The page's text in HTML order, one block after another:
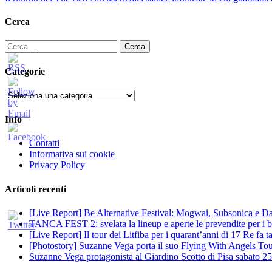
Cerca
Ricerca
per:
Categorie
Categorie
Info
Contatti
Informativa sui cookie
Privacy Policy
Articoli recenti
[Live Report] Be Alternative Festival: Mogwai, Subsonica e
TANCA FEST 2: svelata la lineup e aperte le prevendite per
[Live Report] Il tour dei Litfiba per i quarant’anni di 17 Re fa
[Photostory] Suzanne Vega porta il suo Flying With Angels
Suzanne Vega protagonista al Giardino Scotto di Pisa sabato